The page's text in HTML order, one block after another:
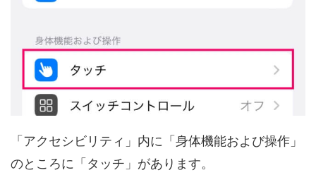
「アクセシビリティ」内に「身体機能および操作」
のところに「タッチ」があります。